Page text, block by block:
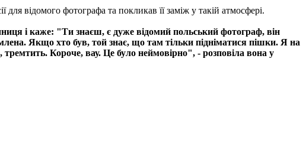
відомого фотографа та покликав її заміж у такій атмосфері.
і каже: "Ти знаєш, є дуже відомий польський фотограф, він
Якщо хто був, той знає, що там тільки підніматися пішки. Я на
Короче, вау. Це було неймовірно", - розповіла вона у